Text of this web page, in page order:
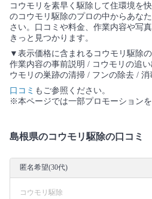
コウモリを素早く駆除して住環境を
のコウモリ駆除のプロの中からあな
さい。口コミや料金、作業内容や写
きっと見つかります。
▼表示価格に含まれるコウモリ駆除
作業内容の事前説明 / コウモリの追
ウモリの巣跡の清掃 / フンの除去 /
口コミ もご参照ください。
※本ページでは一部プロモーションを
島根県のコウモリ駆除の口コミ
匿名希望(30代)
コウモリ駆除